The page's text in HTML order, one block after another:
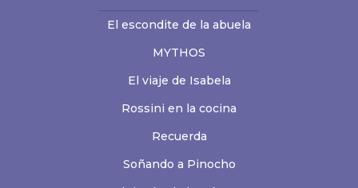
El escondite de la abuela
MYTHOS
El viaje de Isabela
Rossini en la cocina
Recuerda
Soñando a Pinocho